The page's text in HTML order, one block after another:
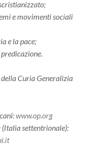
e movimenti sociali
e la pace;
della Curia Generalizia
www.op.org
settentrionale):